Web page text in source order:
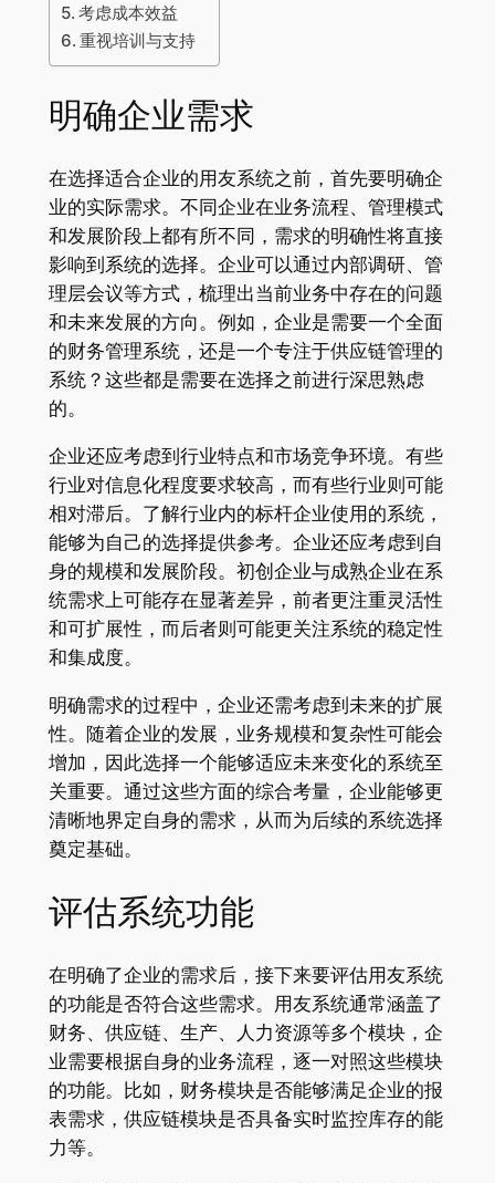
考虑成本效益
重视培训与支持
明确企业需求
在选择适合企业的用友系统之前，首先要明确企
业的实际需求。不同企业在业务流程、管理模式
和发展阶段上都有所不同，需求的明确性将直接
影响到系统的选择。企业可以通过内部调研、管
理层会议等方式，梳理出当前业务中存在的问题
和未来发展的方向。例如，企业是需要一个全面
的财务管理系统，还是一个专注于供应链管理的
系统？这些都是需要在选择之前进行深思熟虑
的。
企业还应考虑到行业特点和市场竞争环境。有些
行业对信息化程度要求较高，而有些行业则可能
相对滞后。了解行业内的标杆企业使用的系统，
能够为自己的选择提供参考。企业还应考虑到自
身的规模和发展阶段。初创企业与成熟企业在系
统需求上可能存在显著差异，前者更注重灵活性
和可扩展性，而后者则可能更关注系统的稳定性
和集成度。
明确需求的过程中，企业还需考虑到未来的扩展
性。随着企业的发展，业务规模和复杂性可能会
增加，因此选择一个能够适应未来变化的系统至
关重要。通过这些方面的综合考量，企业能够更
清晰地界定自身的需求，从而为后续的系统选择
奠定基础。
评估系统功能
在明确了企业的需求后，接下来要评估用友系统
的功能是否符合这些需求。用友系统通常涵盖了
财务、供应链、生产、人力资源等多个模块，企
业需要根据自身的业务流程，逐一对照这些模块
的功能。比如，财务模块是否能够满足企业的报
表需求，供应链模块是否具备实时监控库存的能
力等。